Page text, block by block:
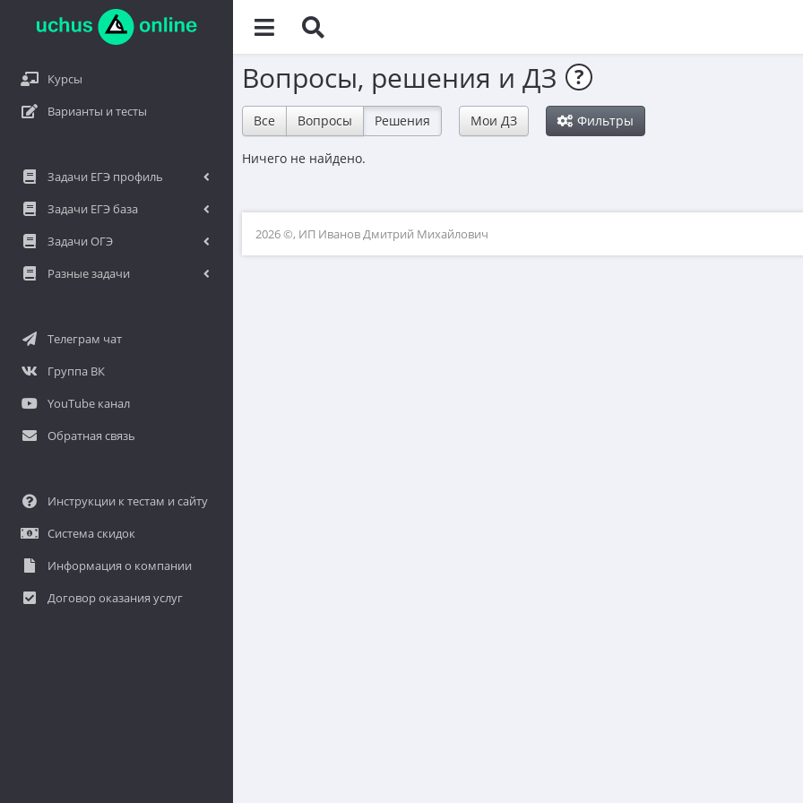
Курсы
Варианты и тесты
Задачи ЕГЭ профиль
Задачи ЕГЭ база
Задачи ОГЭ
Разные задачи
Телеграм чат
Группа ВК
YouTube канал
Обратная связь
Инструкции к тестам и сайту
Система скидок
Информация о компании
Договор оказания услуг
Вопросы, решения и ДЗ ?
Все Вопросы Решения Мои ДЗ Фильтры
Ничего не найдено.
2026 ©, ИП Иванов Дмитрий Михайлович